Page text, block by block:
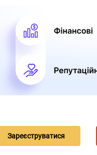
Зареєструватися